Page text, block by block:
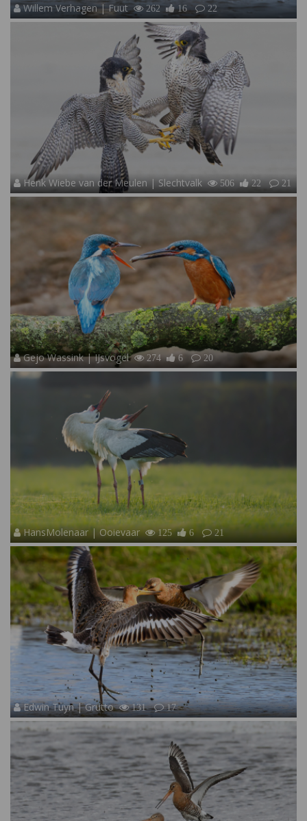
Willem Verhagen | Fuut 262 16 22
Henk Wiebe van der Meulen | Slechtvalk 506 22 21
Gejo Wassink | IJsvogel 274 6 20
HansMolenaar | Ooievaar 125 6 21
Edwin Tuyn | Grutto 131 17